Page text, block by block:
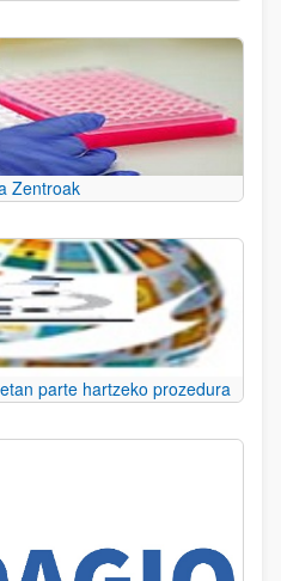
Zentroak
parte hartzeko prozedura